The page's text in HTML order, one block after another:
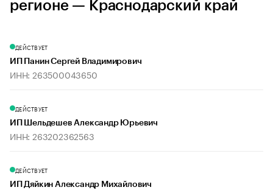
регионе — Краснодарский край
ДЕЙСТВУЕТ
ИП Панин Сергей Владимирович
ИНН: 263500043650
ДЕЙСТВУЕТ
ИП Шельдешев Александр Юрьевич
ИНН: 263202362563
ДЕЙСТВУЕТ
ИП Дяйкин Александр Михайлович